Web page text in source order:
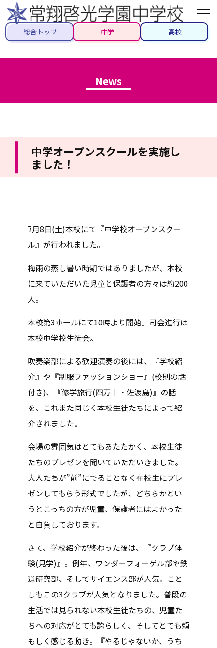
総合トップ 中学 高校
News
中学オープンスクールを実施し
ました！
7月8日(土)本校にて『中学校オープンスクー
ル』が行われました。
梅雨の蒸し暑い時期ではありましたが、本校
に来ていただいた児童と保護者の方々は約200
人。
本校第3ホールにて10時より開始。司会進行は
本校中学校生徒会。
吹奏楽部による歓迎演奏の後には、『学校紹
介』や『制服ファッションショー』(校則の話
付き)、『修学旅行(四万十・佐渡島)』の話
を、これまた同じく本校生徒たちによって紹
介されました。
会場の雰囲気はとてもあたたかく、本校生徒
たちのプレゼンを聞いていただいきました。
大人たちが”前”にでることなく在校生にプレ
ゼンしてもらう形式でしたが、どちらかとい
うとこっちの方が児童、保護者にはよかった
と自負しております。
さて、学校紹介が終わった後は、『クラブ体
験(見学)』。例年、ワンダーフォーゲル部や鉄
道研究部、そしてサイエンス部が人気。こと
しもこの3クラブが人気となりました。普段の
生活では見られない本校生徒たちの、児童た
ちへの対応がとても誇らしく、そしてとても頼
もしく感じる動き。『やるじゃないか、うち